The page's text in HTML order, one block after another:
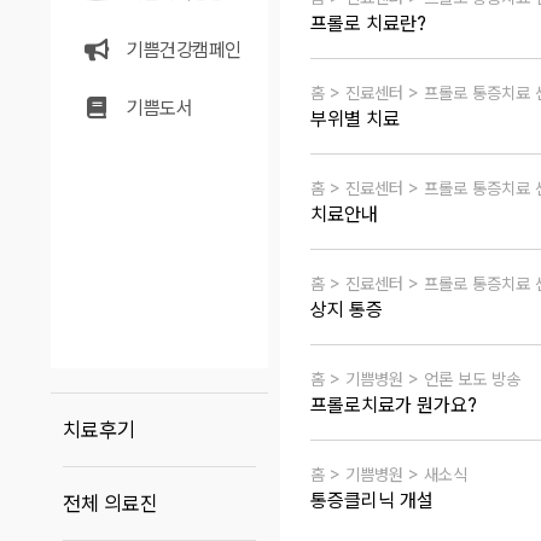
기쁨건강캠페인
기쁨도서
치료후기
전체 의료진
프롤로 치료란?
홈 > 진료센터 > 프롤로 통증치료
부위별 치료
홈 > 진료센터 > 프롤로 통증치료
치료안내
홈 > 진료센터 > 프롤로 통증치료
상지 통증
홈 > 기쁨병원 > 언론 보도 방송
프롤로치료가 뭔가요?
홈 > 기쁨병원 > 새소식
통증클리닉 개설